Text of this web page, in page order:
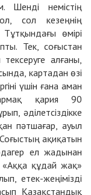
Шенді немістің
сол кезеңнің
өмірі
Тек, соғыстан
алғаны,
картадан өзі
үшін ғана аман
қария 90
әділетсіздікке
пәтшағар, ауыл
ақиқатын
ел жадынан
құдай жақ»
етек-жеңімізді
Қазақстандық